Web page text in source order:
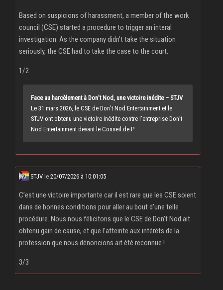
Based on suspicions of harassment, a member of the work
council (CSE) started a procedure to trigger an interal
investigation. As the company didn’t take the situation
seriously, the CSE had to take the case to the court.
1/2
Face au harcèlement à Don’t Nod, une victoire inédite – STJV
Le 31 mars 2026, le CSE de Don’t Nod Entertainment et le
STJV ont obtenu une victoire inédite contre l’entreprise Don’t
Nod Entertainment devant le Conseil de P
STJV le 20/07/2026 à 10:01:05
C’est une victoire importante car il est rare que les CSE soient
dans de bonnes conditions pour aller au bout d’une telle
procédure. Nous nous félicitons que le CSE de Don’t Nod ait
obtenu gain de cause, et que l’atteinte aux intérêts de la
profession que nous dénoncions ait été reconnue !
3/3